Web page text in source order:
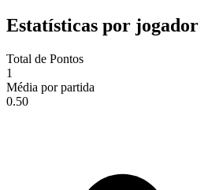
Estatísticas por jogador
Total de Pontos
1
Média por partida
0.50